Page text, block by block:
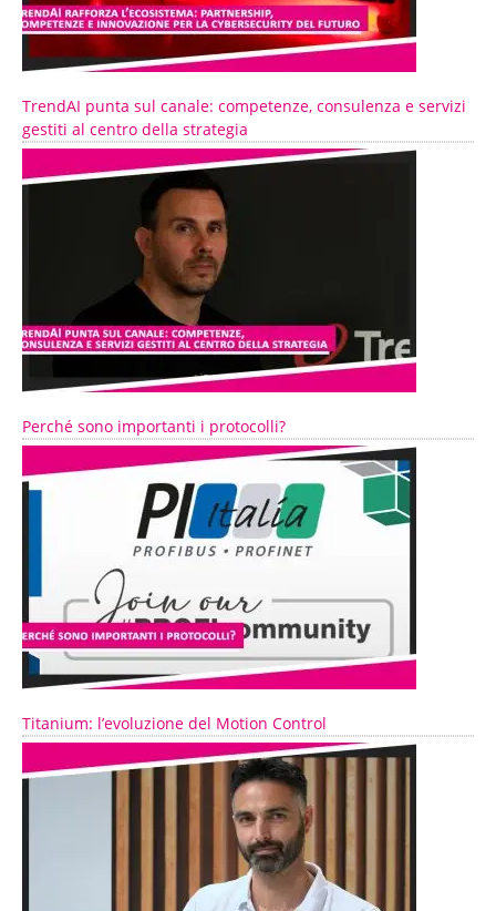
TrendAI punta sul canale: competenze, consulenza e servizi
gestiti al centro della strategia
Perché sono importanti i protocolli?
Titanium: l’evoluzione del Motion Control